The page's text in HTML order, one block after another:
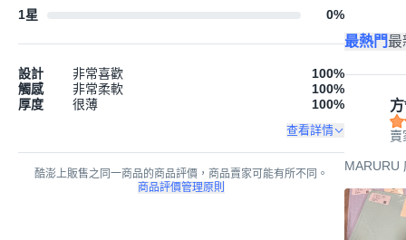
1星
0%
設計 非常喜歡 100%
觸感
非常柔軟 100%
厚度
很薄 100%
查看詳情
酷澎上販售之同一商品的商品評價，商品賣家可能有所不同。
商品評價管理原則
最熱門最
賣
MARURU